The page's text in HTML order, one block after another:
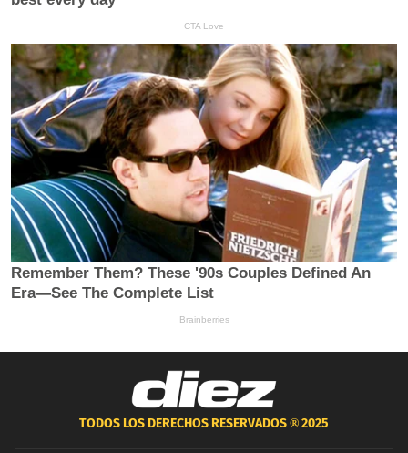
TODOS LOS DERECHOS RESERVADOS ®2025